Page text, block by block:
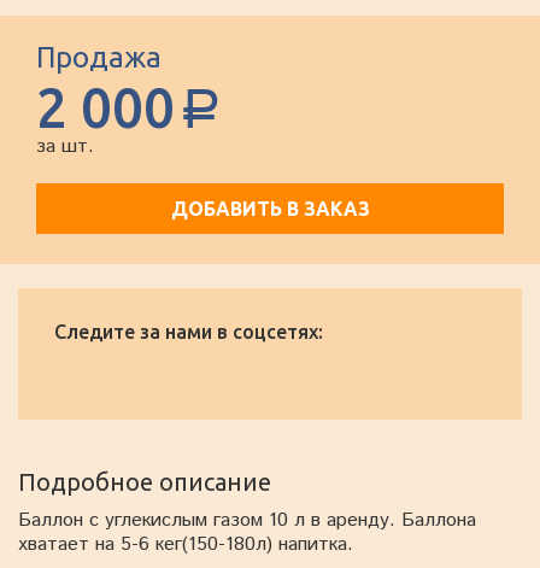
Продажа
2 000 a
за шт.
ДОБАВИТЬ В ЗАКАЗ
Следите за нами в соцсетях:
Подробное описание
Баллон с углекислым газом 10 л в аренду. Баллона
хватает на 5-6 кег(150-180л) напитка.